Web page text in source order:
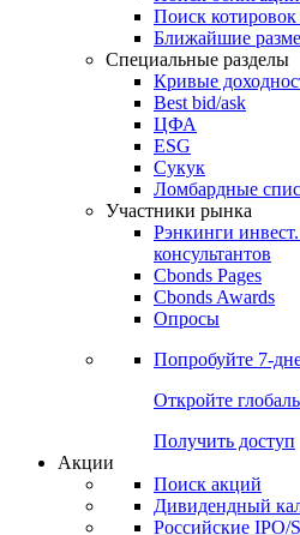
Облигации
Поиски
Поиск
Поиск
Поиск котировок
Ближайшие
Специальные разделы
Кривые
Best bid/ask
ЦФА
ESG
Сукук
Ломбардные
Участники рынка
Рэнкинги
Cbonds Pages
Опросы
Попробуйте7-
Откройте
Получить доступ